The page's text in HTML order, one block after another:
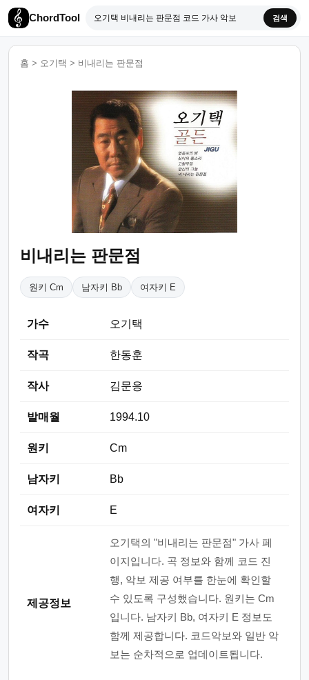
ChordTool 검색
홈 > 오기택 > 비내리는 판문점
비내리는 판문점
원키 Cm 남자키 Bb 여자키 E
가수 오기택
작곡 한동훈
작사 김문응
발매월 1994.10
원키 Cm
남자키 Bb
여자키 E
제공정보
오기택의 "비내리는 판문점" 가사 페
이지입니다. 곡 정보와 함께 코드 진
행, 악보 제공 여부를 한눈에 확인할
수 있도록 구성했습니다. 원키는 Cm
입니다. 남자키 Bb, 여자키 E 정보도
함께 제공합니다. 코드악보와 일반 악
보는 순차적으로 업데이트됩니다.